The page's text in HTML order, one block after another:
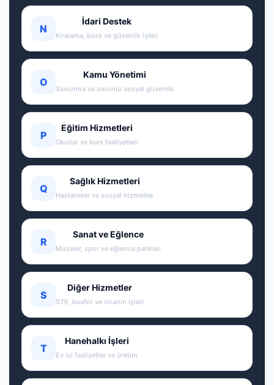
N
İdari Destek
Kiralama, büro ve güvenlik işleri
O
Kamu Yönetimi
Savunma ve zorunlu sosyal güvenlik
P
Eğitim Hizmetleri
Okullar ve kurs faaliyetleri
Q
Sağlık Hizmetleri
Hastaneler ve sosyal hizmetler
R
Sanat ve Eğlence
Müzeler, spor ve eğlence parkları
S
Diğer Hizmetler
STK, kuaför ve onarım işleri
T
Hanehalkı İşleri
Ev içi faaliyetler ve üretim